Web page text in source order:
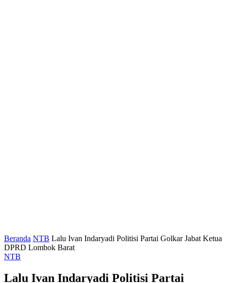
Beranda NTB Lalu Ivan Indaryadi Politisi Partai Golkar Jabat Ketua
DPRD Lombok Barat
NTB
Lalu Ivan Indaryadi Politisi Partai